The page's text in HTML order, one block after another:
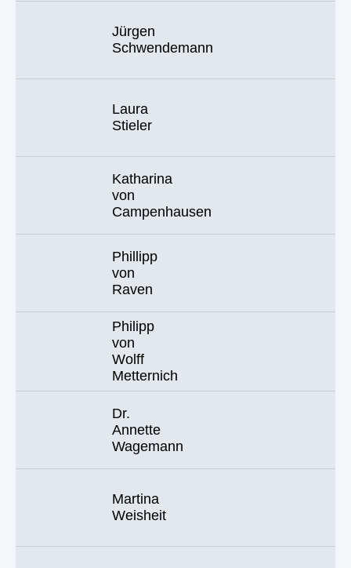
Jürgen
Schwendemann
Laura
Stieler
Katharina
von
Campenhausen
Phillipp
von
Raven
Philipp
von
Wolff
Metternich
Dr.
Annette
Wagemann
Martina
Weisheit